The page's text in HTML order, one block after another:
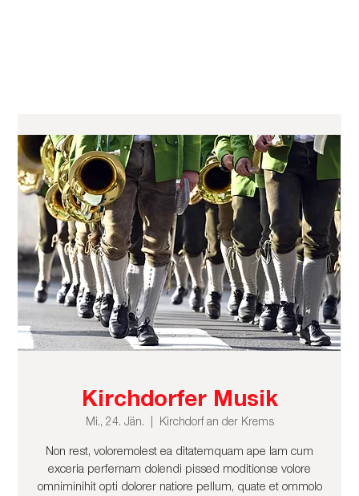
Kirchdorfer Musik
Mi., 24. Jän. Kirchdorf an der Krems
Non rest, voloremolest ea ditatemquam ape lam cum
exceria perfernam dolendi pissed moditionse volore
omniminihit opti dolorer natiore pellum, quate et ommolo